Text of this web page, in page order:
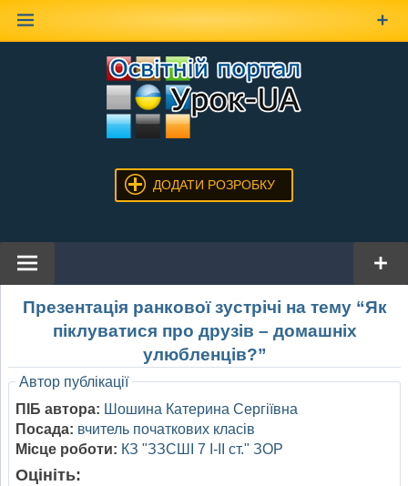
ДОДАТИ РОЗРОБКУ
Презентація ранкової зустрічі на тему “Як
піклуватися про друзів – домашніх
улюбленців?”
Автор публікації
ПІБ автора: Шошина Катерина Сергіївна
Посада: вчитель початкових класів
Місце роботи: КЗ "ЗЗСШІ 7 І-ІІ ст." ЗОР
Оцініть: